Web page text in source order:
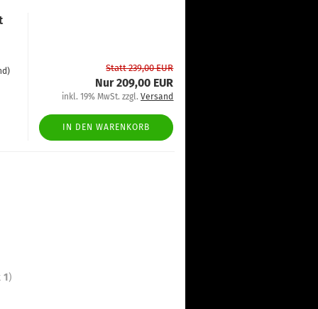
Statt 239,00 EUR
Nur 209,00 EUR
inkl. 19% MwSt. zzgl.Versand
IN DEN WARENKORB
1)